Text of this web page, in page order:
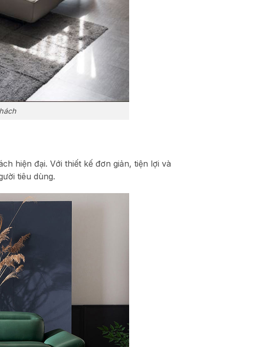
hiện đại. Với thiết kế đơn giản, tiện lợi và
tiêu dùng.